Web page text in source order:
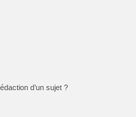
d’un sujet ?